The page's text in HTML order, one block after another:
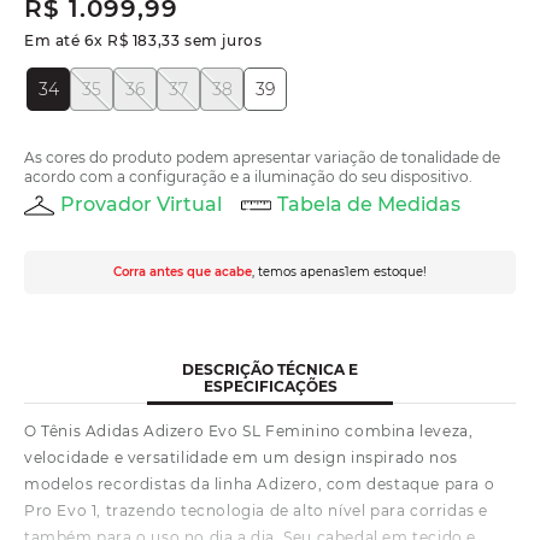
R$ 1 .099,99
Em até6x R$ 183,33 sem juros
34 35 36 37 38 39
As cores do produto podem apresentar variação de tonalidade de
acordo com a configuração e a iluminação do seu dispositivo.
Provador Virtual Tabela de Medidas
Corra antes que acabe , temos apenas1em estoque!
DESCRIÇÃO TÉCNICA E
ESPECIFICAÇÕES
O Tênis Adidas Adizero Evo SL Feminino combina leveza,
velocidade e versatilidade em um design inspirado nos
modelos recordistas da linha Adizero, com destaque para o
Pro Evo 1, trazendo tecnologia de alto nível para corridas e
também para o uso no dia a dia. Seu cabedal em tecido e